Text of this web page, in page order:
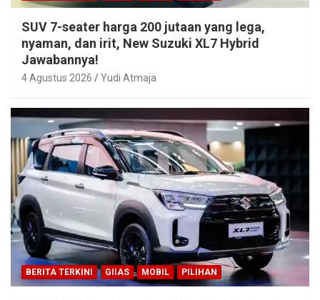
SUV 7-seater harga 200 jutaan yang lega,
nyaman, dan irit, New Suzuki XL7 Hybrid
Jawabannya!
4 Agustus 2026 Yudi Atmaja
BERITA TERKINI GIIAS MOBIL PILIHAN